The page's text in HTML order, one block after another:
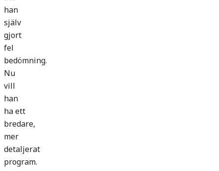
han
själv
gjort
fel
bedömning.
Nu
vill
han
ha ett
bredare,
mer
detaljerat
program.